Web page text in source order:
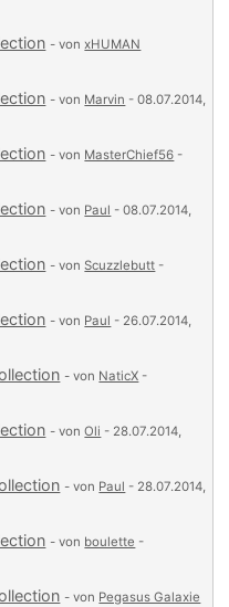
- vonxHUMAN
- von Marvin - 08.07.2014,
- von MasterChief56 -
- von Paul - 08.07.2014,
- vonScuzzlebutt -
- von Paul - 26.07.2014,
- von NaticX -
- vonOli - 28.07.2014,
- von Paul - 28.07.2014,
- von boulette -
- von Pegasus Galaxie